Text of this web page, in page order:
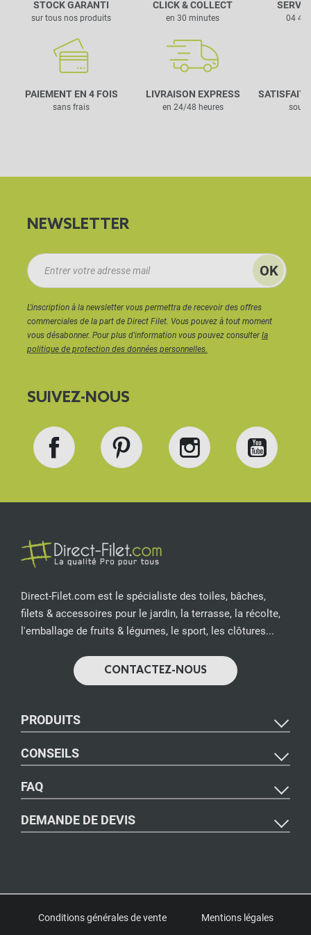
STOCK GARANTI
sur tous nos produits
CLICK & COLLECT
en 30 minutes
PAIEMENT EN 4 FOIS
sans frais
LIVRAISON EXPRESS
en 24/48 heures
04 42
SATISFAIT
sous
NEWSLETTER
L'inscription à la newsletter vous permettra de recevoir des offres
commerciales de la part de Direct Filet. Vous pouvez à tout moment
vous désabonner. Pour plus d'information vous pouvez consulterla
politique de protection des données personnelles.
SUIVEZ-NOUS
Direct-Filet.com est le spécialiste des toiles, bâches,
filets & accessoires pour le jardin, la terrasse, la récolte,
l'emballage de fruits & légumes, le sport, les clôtures...
CONTACTEZ-NOUS
PRODUITS
CONSEILS
FAQ
DEMANDE DE DEVIS
Conditions générales de vente
Mentions légales